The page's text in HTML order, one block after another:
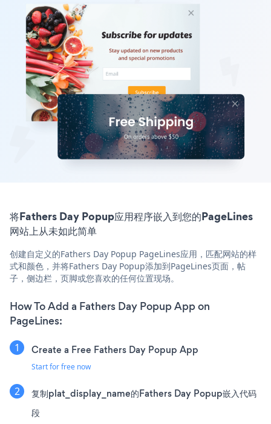
将Fathers Day Popup应用程序嵌入到您的PageLines
网站上从未如此简单
创建自定义的Fathers Day Popup PageLines应用，匹配网站的样
式和颜色，并将Fathers Day Popup添加到PageLines页面，帖
子，侧边栏，页脚或您喜欢的任何位置现场。
How To Add a Fathers Day Popup App on
PageLines:
Create a Free Fathers Day Popup App
Start for free now
复制plat_display_name的Fathers Day Popup嵌入代码
段